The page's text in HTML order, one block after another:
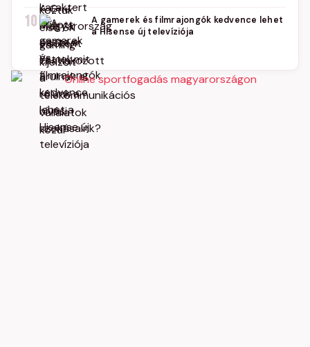
10
A gamerek és filmrajongók kedvence lehet
a Hisense új televíziója